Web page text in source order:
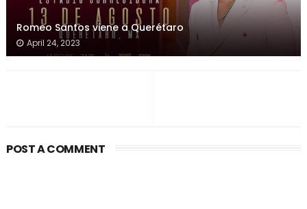
Romeo Santos viene a Querétaro
April 24, 2023
POST A COMMENT